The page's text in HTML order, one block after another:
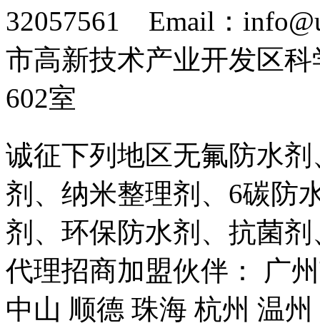
32057561 Email：
市高新技术产业开发区
602室
诚征下列地区无氟防水
剂、纳米整理剂、6碳防
剂、环保防水剂、抗菌
代理招商加盟伙伴： 广
中山 顺德 珠海 杭州 温